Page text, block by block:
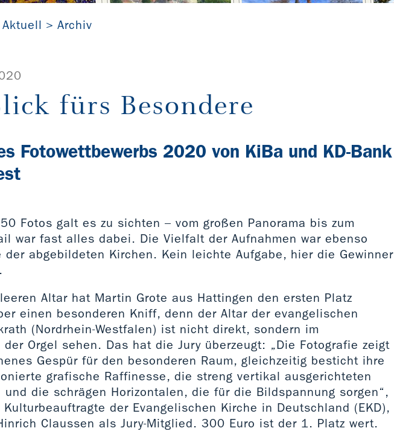
Aktuell Archiv
fürs Besondere
Fotowettbewerbs 2020 von KiBa und KD-Bank
Fotos galt es zu sichten – vom großen Panorama bis zum
war fast alles dabei. Die Vielfalt der Aufnahmen war ebenso
der abgebildeten Kirchen. Kein leichte Aufgabe, hier die Gewinner
Altar hat Martin Grote aus Hattingen den ersten Platz
einen besonderen Kniff, denn der Altar der evangelischen
(Nordrhein-Westfalen) ist nicht direkt, sondern im
der Orgel sehen. Das hat die Jury überzeugt: „Die Fotografie zeigt
Gespür für den besonderen Raum, gleichzeitig besticht ihre
grafische Raffinesse, die streng vertikal ausgerichteten
und die schrägen Horizontalen, die für die Bildspannung sorgen“,
der Evangelischen Kirche in Deutschland (EKD),
Claussen als Jury-Mitglied. 300 Euro ist der 1. Platz wert.